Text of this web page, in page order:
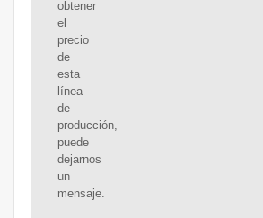
obtener
el
precio
de
esta
línea
de
producción,
puede
dejarnos
un
mensaje.